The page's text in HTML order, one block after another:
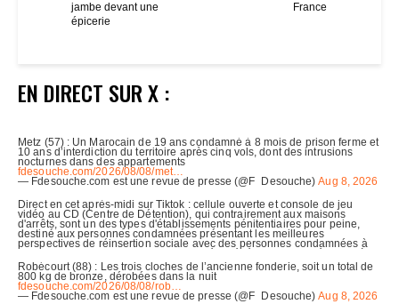
jambe devant une
épicerie
France
EN DIRECT SUR X :